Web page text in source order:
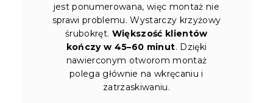
jest ponumerowana, więc montaż nie
sprawi problemu. Wystarczy krzyżowy
śrubokręt. Większość klientów
kończy w 45–60 minut. Dzięki
nawierconym otworom montaż
polega głównie na wkręcaniu i
zatrzaskiwaniu.